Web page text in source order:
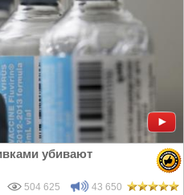
убивают
504 625 43 650